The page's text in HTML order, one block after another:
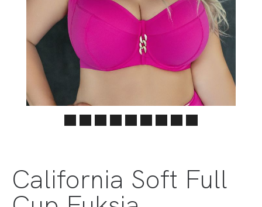
California Soft Full